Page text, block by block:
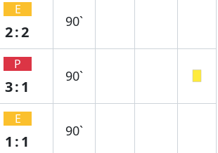
E
2:2
90`
P
3:1
90`
E
1:1
90`